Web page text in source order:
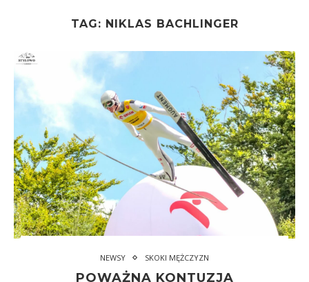
TAG: NIKLAS BACHLINGER
NEWSY SKOKI MĘŻCZYZN
POWAŻNA KONTUZJA